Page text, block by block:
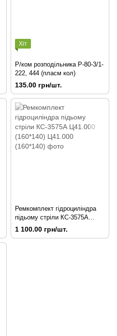
Хіт
Р/ком розподільника Р-80-3/1-
222, 444 (пласм кол)
135.00 грн/шт.
Ремкомплект гідроциліндра
підьому стріли КС-3575А
Ц41.000 (160*140)
1 100.00 грн/шт.